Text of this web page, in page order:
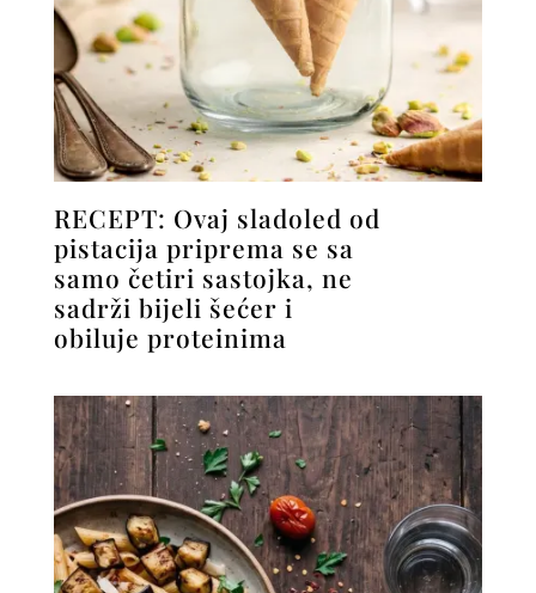
RECEPT: Ovaj sladoled od
pistacija priprema se sa
samo četiri sastojka, ne
sadrži bijeli šećer i
obiluje proteinima